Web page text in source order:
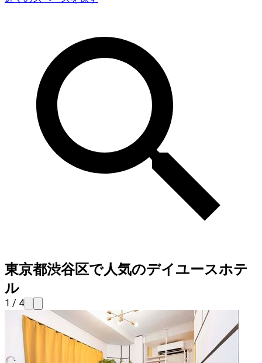
東京都渋谷区で人気のデイユースホテ
ル
1 / 4